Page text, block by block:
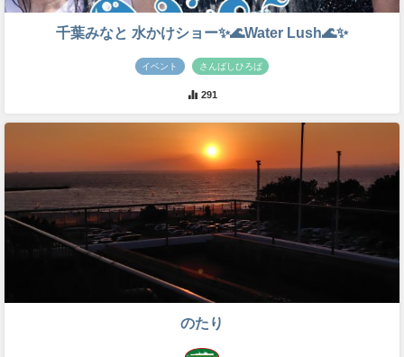
千葉みなと 水かけショー✨🌊Water Lush🌊✨
イベント さんばしひろば
291
のたり